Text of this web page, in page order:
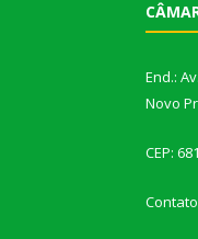
End.:
Novo
CEP: